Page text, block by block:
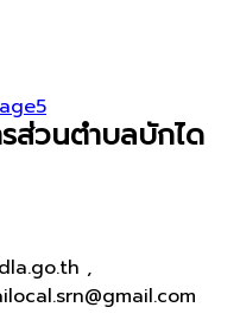
5
ส่วนตำบลบักได
,